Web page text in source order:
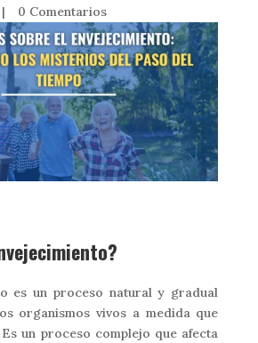
| 0 Comentarios
es un proceso natural y gradual
organismos vivos a medida que
un proceso complejo que afecta